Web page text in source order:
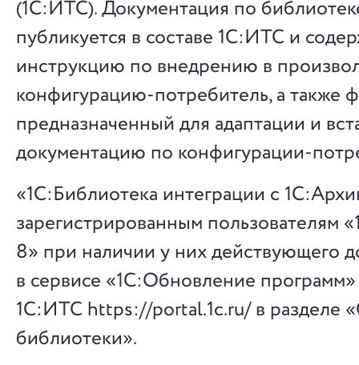
(1С:ИТС). Документация по
публикуется в составе 1С:ИТС и
инструкцию по внедрению в
конфигурацию-потребитель, а также
предназначенный для адаптации и
документацию по конфигурации-
«1С:Библиотека интеграции с
зарегистрированным пользователям
8» при наличии у них действующего
в сервисе «1С:Обновление
1С:ИТС https://portal.1c.ru/ в разделе
библиотеки».